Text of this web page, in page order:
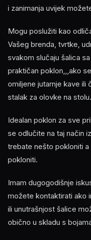
i zanimanja uvijek
Mogu poslužiti kao
Vašeg brenda, tvrtke,
svakom slučaju šalica
praktičan poklon,,,ako
omiljene jutarnje kave ili
stalak za olovke na
Idealan poklon za sve
se odlučite na taj način
trebate nešto pokloniti
pokloniti.
Imam dugogodišnje
možete kontaktirati ako
ili unutrašnjost šalice
obično u skladu s